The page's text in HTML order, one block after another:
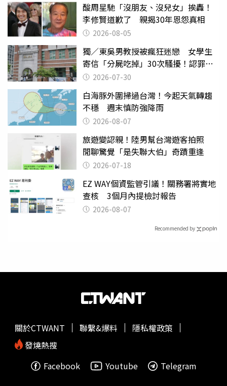
酸周星馳「沒朋友、沒兒女」挨轟！
李修賢道歉了 親揭30年恩怨真相
2026-08-05
獨／東吳男教授被瘋狂迷戀 女學生
寄信「分屍吃掉」30次騷擾！認罪免
關 2026-07-30
白海豚外圍掃過台灣！今起天氣轉趨
不穩 週末慎防強降雨
2026-08-07
旅遊變認親！陸男幫台灣遊客拍照
閒聊驚覺「是失聯大伯」奇蹟重逢
2026-07-18
EZ WAY個資監管引議！關務署將實地
查核 3個月內提檢討報告
2026-08-07
Recommended by
關於CTWANT 聯繫&爆料
隱私權政策
發燒熱搜
Facebook
Youtube Telegram